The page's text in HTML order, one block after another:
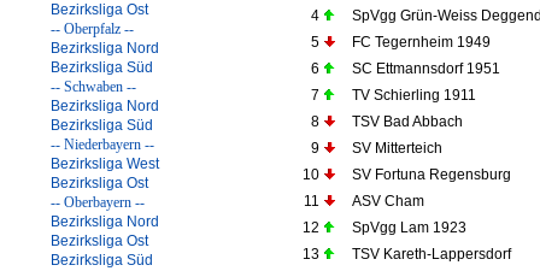
Bezirksliga Ost
-- Oberpfalz --
Bezirksliga Nord
Bezirksliga Süd
-- Schwaben --
Bezirksliga Nord
Bezirksliga Süd
-- Niederbayern --
Bezirksliga West
Bezirksliga Ost
-- Oberbayern --
Bezirksliga Nord
Bezirksliga Ost
Bezirksliga Süd
4
SpVgg Grün-Weiss
5
FC Tegernheim 1949
6
SC Ettmannsdorf 1951
7
TV Schierling 1911
8
TSV Bad Abbach
9
SV Mitterteich
10
SV Fortuna Regensburg
11
ASV Cham
12
SpVgg Lam 1923
13
TSV Kareth-Lappersdorf